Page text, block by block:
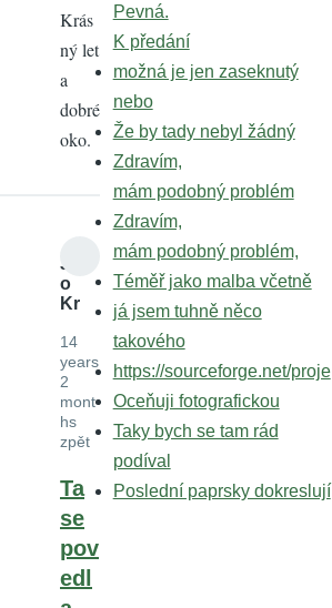
Krás
ný let
a
dobré
oko.
J
o
Kr
14
years
2
mont
hs
zpět
Ta
se
pov
edl
Pevná.
K předání
možná je jen zaseknutý
nebo
Že by tady nebyl žádný
Zdravím,
mám podobný problém
Zdravím,
mám podobný problém,
Téměř jako malba včetně
já jsem tuhně něco
takového
https://sourceforge.net/proje
Oceňuji fotografickou
Taky bych se tam rád
podíval
Poslední paprsky dokreslují